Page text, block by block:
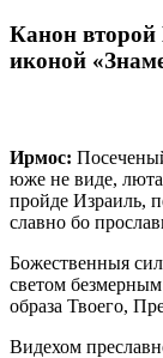
Канон второй
иконой
Ирмос:
юже не виде,
пройде Израиль,
славно бо
Божественныя
светом
образа Твоего,
Видехом